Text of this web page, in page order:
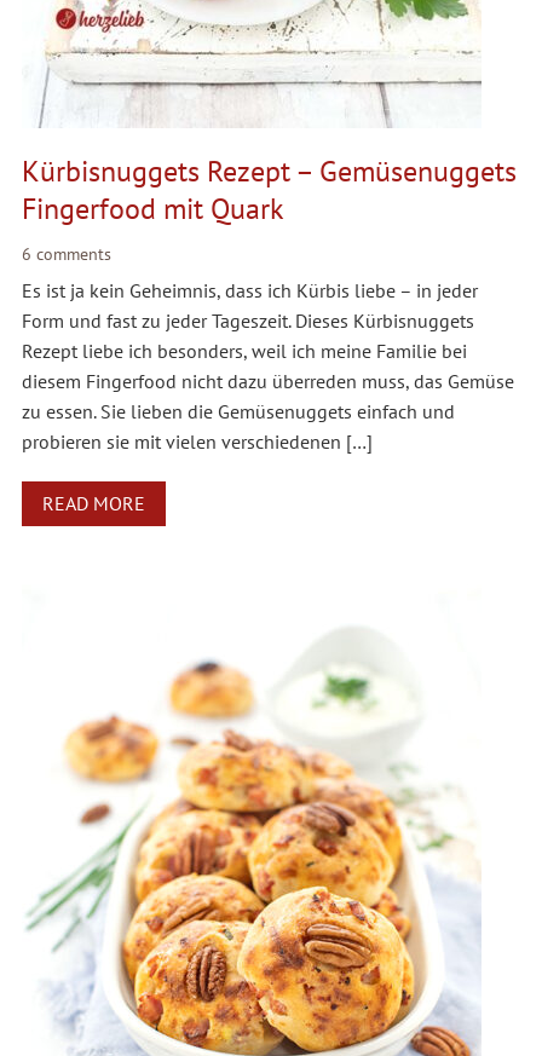
Kürbisnuggets Rezept – Gemüsenuggets
Fingerfood mit Quark
6 comments
Es ist ja kein Geheimnis, dass ich Kürbis liebe – in jeder
Form und fast zu jeder Tageszeit. Dieses Kürbisnuggets
Rezept liebe ich besonders, weil ich meine Familie bei
diesem Fingerfood nicht dazu überreden muss, das Gemüse
zu essen. Sie lieben die Gemüsenuggets einfach und
probieren sie mit vielen verschiedenen […]
READ MORE